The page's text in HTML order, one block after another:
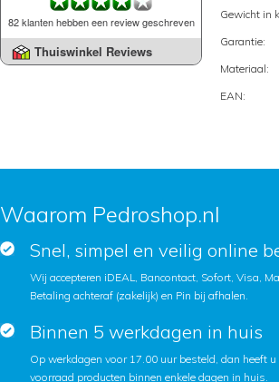
82 klanten hebben een review geschreven
Thuiswinkel Reviews
Gewicht in
Garantie:
Materiaal:
EAN:
Waarom Pedroshop.nl
Snel, simpel en veilig online
Wij accepteren iDEAL, Bancontact, Sofort, Visa,
Betaling achteraf (zakelijk) en Pin bij afhalen.
Binnen 5 werkdagen in huis
Op werkdagen voor 17.00 uur besteld, dan heeft u
voorraad producten binnen enkele dagen in huis.